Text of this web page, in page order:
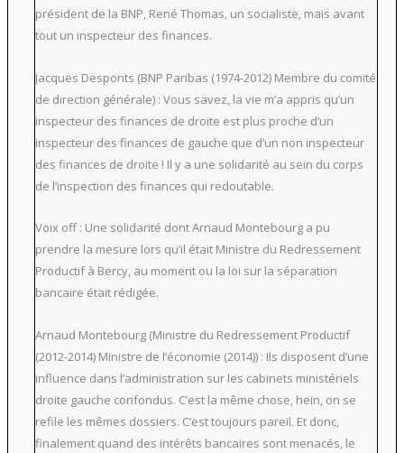
président de la BNP, René Thomas, un socialiste, mais avant
tout un inspecteur des finances.
Jacques Desponts (BNP Paribas (1974-2012) Membre du comité
de direction générale) : Vous savez, la vie m’a appris qu’un
inspecteur des finances de droite est plus proche d’un
inspecteur des finances de gauche que d’un non inspecteur
des finances de droite ! Il y a une solidarité au sein du corps
de l’inspection des finances qui redoutable.
Voix off : Une solidarité dont Arnaud Montebourg a pu
prendre la mesure lors qu’il était Ministre du Redressement
Productif à Bercy, au moment ou la loi sur la séparation
bancaire était rédigée.
Arnaud Montebourg (Ministre du Redressement Productif
(2012-2014) Ministre de l’économie (2014)) : Ils disposent d’une
influence dans l’administration sur les cabinets ministériels
droite gauche confondus. C’est la même chose, hein, on se
refile les mêmes dossiers. C’est toujours pareil. Et donc,
finalement quand des intérêts bancaires sont menacés, le